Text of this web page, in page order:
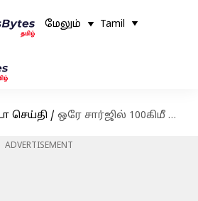
மேலும் Tamil
செய்தி / ஒரே சார்ஜில் 100கிமீ செல்லும் எலக்ட்ரிக் ஸ்கூட்டர் அறிமுகம்! விலை இவ்வளவு தானா?
ADVERTISEMENT